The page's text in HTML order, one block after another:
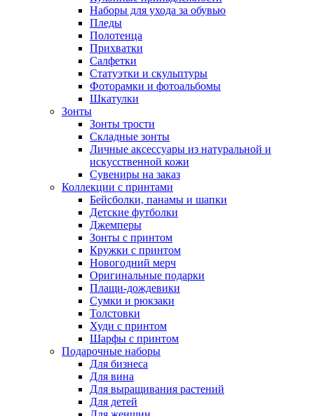
Наборы для ухода за обувью
Пледы
Полотенца
Прихватки
Салфетки
Статуэтки и скульптуры
Фоторамки и фотоальбомы
Шкатулки
Зонты
Зонты трости
Складные зонты
Личные аксессуары из натуральной и
искусственной кожи
Сувениры на заказ
Коллекции с принтами
Бейсболки, панамы и шапки
Детские футболки
Джемперы
Зонты с принтом
Кружки с принтом
Новогодний мерч
Оригинальные подарки
Плащи-дождевики
Сумки и рюкзаки
Толстовки
Худи с принтом
Шарфы с принтом
Подарочные наборы
Для бизнеса
Для вина
Для выращивания растений
Для детей